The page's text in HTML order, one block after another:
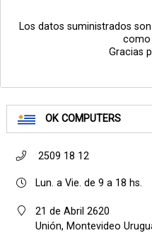
OK COMPUTERS
2509 18 12
Lun. a Vie. de 9 a 18 hs.
21 de Abril 2620
Unión, Montevideo
Los datos suministrados
como
Gracias